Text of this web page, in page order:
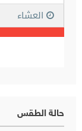
حالة الطقس